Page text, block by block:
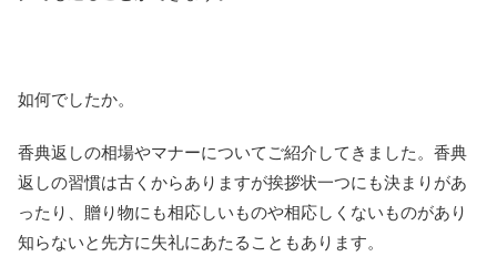
如何でしたか。
香典返しの相場やマナーについてご紹介してきました。香典
返しの習慣は古くからありますが挨拶状一つにも決まりがあ
ったり、贈り物にも相応しいものや相応しくないものがあり
知らないと先方に失礼にあたることもあります。